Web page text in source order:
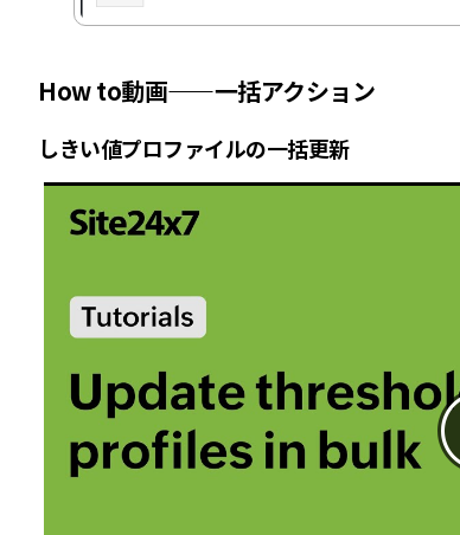
How to動画――一括アクション
しきい値プロファイルの一括更新